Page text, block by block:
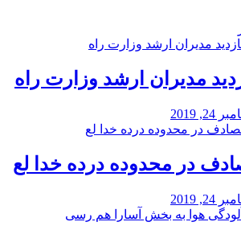
مدیران ارشد وزارت راه
2019
در محدوده درده خدا لع
2019